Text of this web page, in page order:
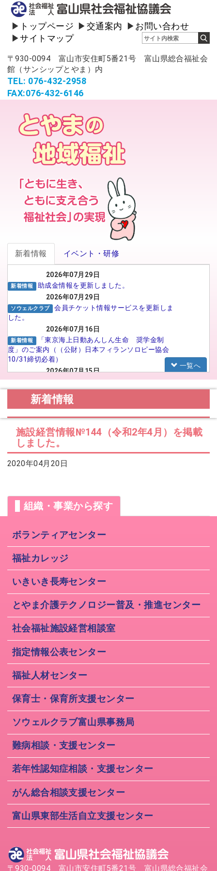
トップページ 交通案内
お問い合わせ
サイトマップ
〒930-0094 富山市安住町5番21号 富山県総合福祉会
館（サンシップとやま）内
TEL: 076-432-2958
FAX:076-432-6146
新着情報 イベント・研修
2026年07月29日
新着情報
助成金情報を更新しました。
2026年07月29日
ソウェルクラブ
会員チケット情報サービスを更新しま
した。
2026年07月16日
新着情報
「東京海上日動あんしん生命 奨学金制
度」のご案内（（公財）日本フィランソロピー協会
10/31締切必着）
2026年07月15日
がんばる介護職員応援事業 イメー
ジアップ動画広告のSNS広告配信プロポーザルの実
施について
TOYAMA 2026に参加される法人の皆様へ
2026年07月14日
会員交流事業を更新しました。
2026年07月10日
2026年07月06日
福祉カレッジ
№29 強度行動障害支援者養成研修（基
一覧へ
新着情報
施設経営情報№144（令和2年4月）を掲載
しました。
2020年04月20日
組織・事業から探す
ボランティアセンター
福祉カレッジ
いきいき長寿センター
とやま介護テクノロジー普及・推進センター
社会福祉施設経営相談室
指定情報公表センター
福祉人材センター
保育士・保育所支援センター
ソウェルクラブ富山県事務局
難病相談・支援センター
若年性認知症相談・支援センター
がん総合相談支援センター
富山県東部生活自立支援センター
〒930-0094 富山市安住町5番21号 富山県総合福祉会